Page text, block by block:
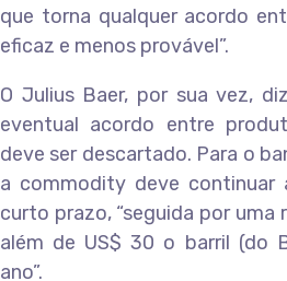
que torna qualquer acordo
eficaz e menos provável”.
O Julius Baer, por sua vez,
eventual acordo entre
deve ser descartado. Para o
a commodity deve continuar
curto prazo, “seguida por uma
além de US$ 30 o barril (do
ano”.